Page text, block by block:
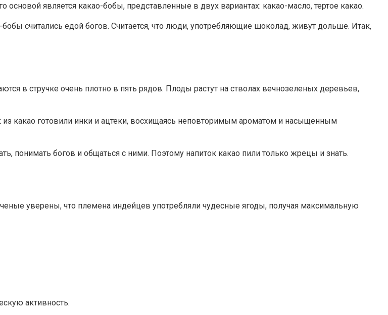
является какао-бобы, представленные в двух вариантах: какао-масло, тертое какао.
считались едой богов. Считается, что люди, употребляющие шоколад, живут дольше. Итак,
в стручке очень плотно в пять рядов. Плоды растут на стволах вечнозеленых деревьев,
какао готовили инки и ацтеки, восхищаясь неповторимым ароматом и насыщенным
понимать богов и общаться с ними. Поэтому напиток какао пили только жрецы и знать.
уверены, что племена индейцев употребляли чудесные ягоды, получая максимальную
активность.